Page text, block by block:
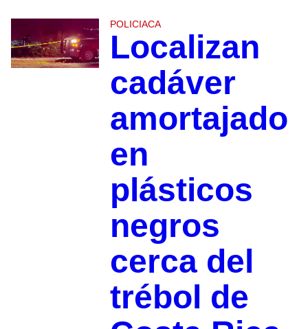
POLICIACA
Localizan
cadáver
amortajado
en
plásticos
negros
cerca del
trébol de